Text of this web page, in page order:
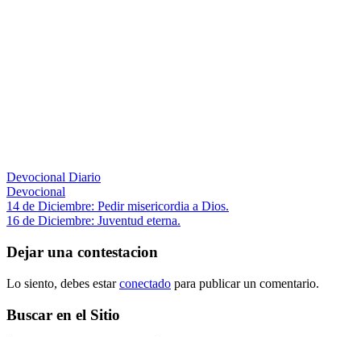
Devocional Diario
Devocional
Navegación
de
entradas
Entrada
anterior:
14 de Diciembre: Pedir misericordia a Dios.
Siguiente
16 de Diciembre: Juventud eterna.
Dejar una contestacion
Lo siento, debes estarconectado para publicar un comentario.
Buscar en el Sitio